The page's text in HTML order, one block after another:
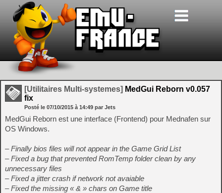
[Utilitaires Multi-systemes] MedGui Reborn v0.057
fix
Posté le 07/10/2015 à 14:49 par Jets
MedGui Reborn est une interface (Frontend) pour Mednafen sur
OS Windows.
– Finally bios files will not appear in the Game Grid List
– Fixed a bug that prevented RomTemp folder clean by any
unnecessary files
– Fixed a jitter crash if network not avaiable
– Fixed the missing « & » chars on Game title